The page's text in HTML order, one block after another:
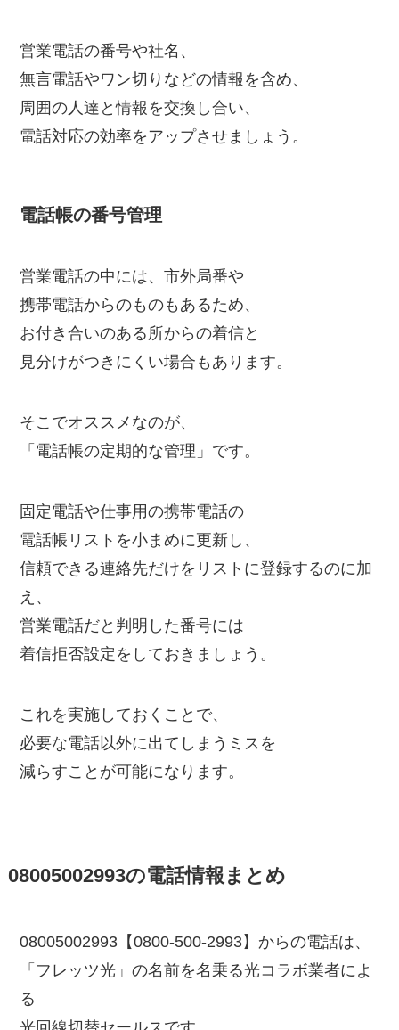
営業電話の番号や社名、
無言電話やワン切りなどの情報を含め、
周囲の人達と情報を交換し合い、
電話対応の効率をアップさせましょう。
電話帳の番号管理
営業電話の中には、市外局番や
携帯電話からのものもあるため、
お付き合いのある所からの着信と
見分けがつきにくい場合もあります。
そこでオススメなのが、
「電話帳の定期的な管理」です。
固定電話や仕事用の携帯電話の
電話帳リストを小まめに更新し、
信頼できる連絡先だけをリストに登録するのに加
え、
営業電話だと判明した番号には
着信拒否設定をしておきましょう。
これを実施しておくことで、
必要な電話以外に出てしまうミスを
減らすことが可能になります。
08005002993の電話情報まとめ
08005002993【0800-500-2993】からの電話は、
「フレッツ光」の名前を名乗る光コラボ業者によ
る